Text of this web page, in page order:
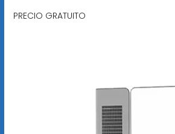
PRECIO GRATUITO